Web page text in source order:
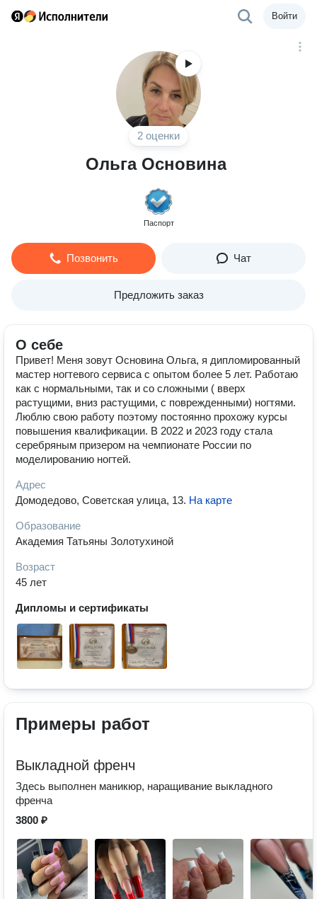
Войти
2 оценки
Ольга Основина
Паспорт
Позвонить Чат
Предложить заказ
О себе
Привет! Меня зовут Основина Ольга, я дипломированный
мастер ногтевого сервиса с опытом более 5 лет. Работаю
как с нормальными, так и со сложными ( вверх
растущими, вниз растущими, с поврежденными) ногтями.
Люблю свою работу поэтому постоянно прохожу курсы
повышения квалификации. В 2022 и 2023 году стала
серебряным призером на чемпионате России по
моделированию ногтей.
Адрес
Домодедово, Советская улица, 13. На карте
Образование
Академия Татьяны Золотухиной
Возраст
45 лет
Дипломы и сертификаты
Примеры работ
Выкладной френч
Здесь выполнен маникюр, наращивание выкладного
френча
3800 ₽